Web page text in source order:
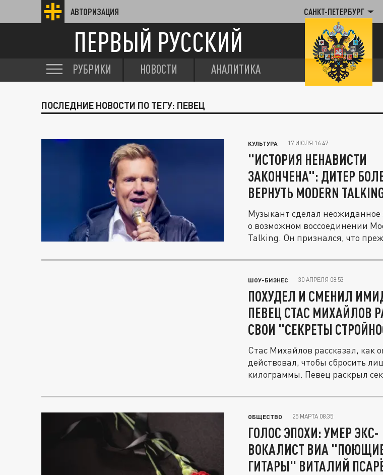
АВТОРИЗАЦИЯ САНКТ-ПЕТЕРБУРГ
ПЕРВЫЙ РУССКИЙ
РУБРИКИ НОВОСТИ АНАЛИТИКА
ПОСЛЕДНИЕ НОВОСТИ ПО ТЕГУ: ПЕВЕЦ
КУЛЬТУРА 17 ИЮЛЯ 16:47
"ИСТОРИЯ НЕНАВИСТИ
ЗАКОНЧЕНА": ДИТЕР
ВЕРНУТЬ MODERN
Музыкант сделал неожиданное
о возможном воссоединении
Talking. Он признался, что
ШОУ-БИЗНЕС 30 АПРЕЛЯ 08:53
ПОХУДЕЛ И СМЕНИЛ
ПЕВЕЦ СТАС МИХАЙЛОВ
СВОИ "СЕКРЕТЫ
Стас Михайлов рассказал, как
действовал, чтобы сбросить
килограммы. Певец раскрыл
ОБЩЕСТВО 25 МАРТА 08:35
ГОЛОС ЭПОХИ: УМЕР ЭКС-
ВОКАЛИСТ ВИА
ГИТАРЫ" ВИТАЛИЙ